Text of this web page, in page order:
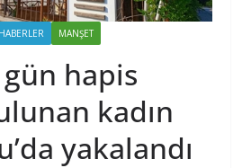
HABERLER MANŞET
hapis
kadın
yakalandı